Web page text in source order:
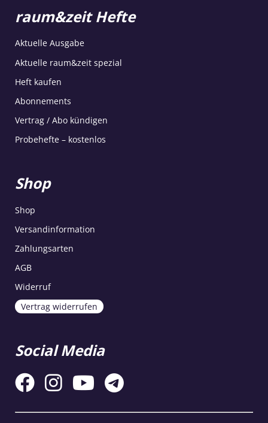
raum&zeit Hefte
Aktuelle Ausgabe
Aktuelle raum&zeit spezial
Heft kaufen
Abonnements
Vertrag / Abo kündigen
Probehefte – kostenlos
Shop
Shop
Versandinformation
Zahlungsarten
AGB
Widerruf
Vertrag widerrufen
Social Media